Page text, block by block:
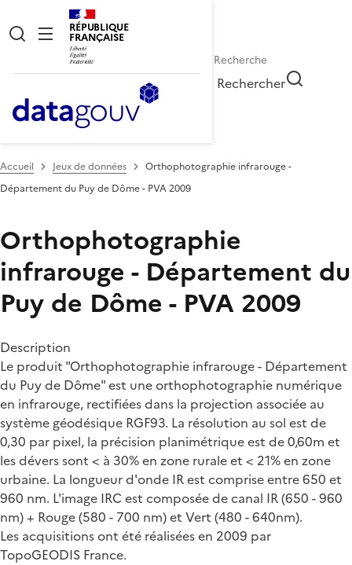
RÉPUBLIQUE
FRANÇAISE
Rechercher
Accueil Jeux de données
Orthophotographie infrarouge -
Département du Puy de Dôme - PVA 2009
Orthophotographie
infrarouge - Département du
Puy de Dôme - PVA 2009
Description
Le produit "Orthophotographie infrarouge - Département
du Puy de Dôme" est une orthophotographie numérique
en infrarouge, rectifiées dans la projection associée au
système géodésique RGF93. La résolution au sol est de
0,30 par pixel, la précision planimétrique est de 0,60m et
les dévers sont < à 30% en zone rurale et < 21% en zone
urbaine. La longueur d'onde IR est comprise entre 650 et
960 nm. L'image IRC est composée de canal IR (650 - 960
nm) + Rouge (580 - 700 nm) et Vert (480 - 640nm).
Les acquisitions ont été réalisées en 2009 par
TopoGEODIS France.